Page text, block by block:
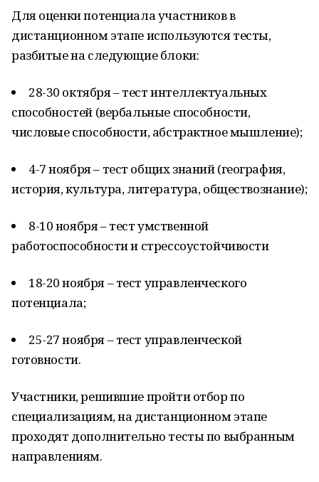
Для оценки потенциала участников в
дистанционном этапе используются тесты,
разбитые на следующие блоки:
28-30 октября – тест интеллектуальных
способностей (вербальные способности,
числовые способности, абстрактное мышление);
4-7 ноября – тест общих знаний (география,
история, культура, литература, обществознание);
8-10 ноября – тест умственной
работоспособности и стрессоустойчивости
18-20 ноября – тест управленческого
потенциала;
25-27 ноября – тест управленческой
готовности.
Участники, решившие пройти отбор по
специализациям, на дистанционном этапе
проходят дополнительно тесты по выбранным
направлениям.